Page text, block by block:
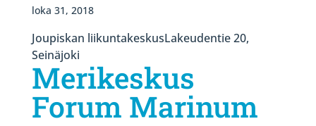
loka 31, 2018
Joupiskan liikuntakeskusLakeudentie 20,
Seinäjoki
Merikeskus
Forum Marinum